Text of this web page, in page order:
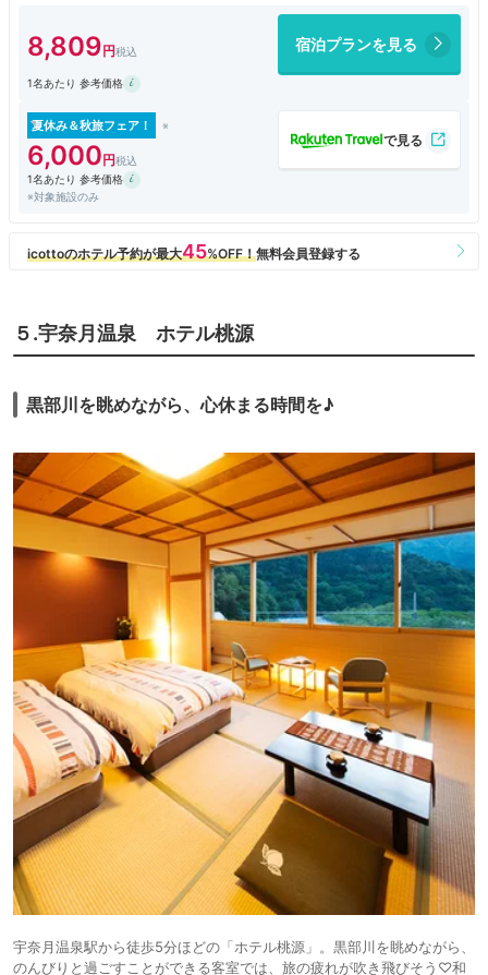
8,809 宿泊プランを見る
1名あたり 参考価格
夏休み＆秋旅フェア！
6,000
1名あたり 参考価格
※対象施設のみ
５.宇奈月温泉 ホテル桃源
黒部川を眺めながら、心休まる時間を♪
宇奈月温泉駅から徒歩5分ほどの「ホテル桃源」。黒部川を眺めながら、
のんびりと過ごすことができる客室では、旅の疲れが吹き飛びそう♡和